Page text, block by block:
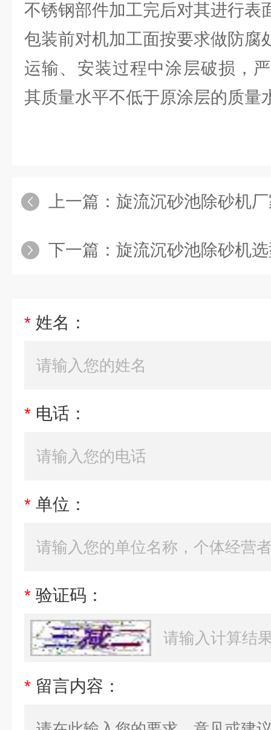
不锈钢部件加工完后对其进行表
包装前对机加工面按要求做防腐
运输、安装过程中涂层破损，
其质量水平不低于原涂层的质量
上一篇： 旋流沉砂池除砂机
下一篇： 旋流沉砂池除砂机
* 姓名：
* 电话：
* 单位：
* 验证码：
* 留言内容：